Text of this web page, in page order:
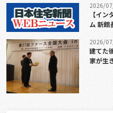
2026/
【イ
ム 新館
2026/
建てた
家が生